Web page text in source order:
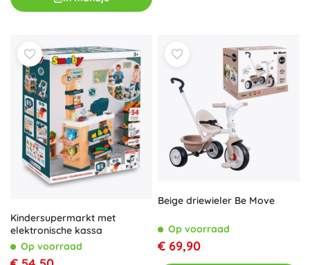
Kindersupermarkt met
elektronische kassa
Op voorraad
Beige driewieler Be Move
Op voorraad
€ 69,90